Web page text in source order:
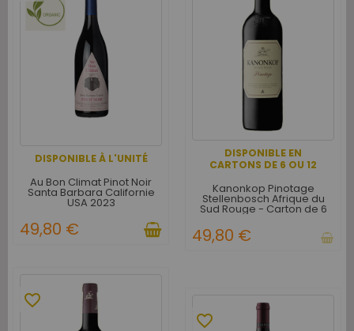
DISPONIBLE À L'UNITÉ
Au Bon Climat Pinot Noir
Santa Barbara Californie
USA 2023
49,80 €
DISPONIBLE EN
CARTONS DE 6 OU 12
Kanonkop Pinotage
Stellenbosch Afrique du
Sud Rouge - Carton de 6
49,80 €
favorite_border
favorite_border